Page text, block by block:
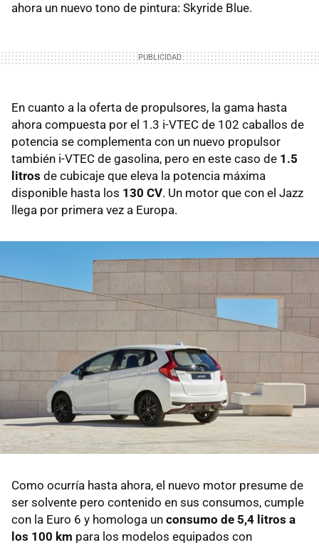
ahora un nuevo tono de pintura: Skyride Blue.
En cuanto a la oferta de propulsores, la gama hasta
ahora compuesta por el 1.3 i-VTEC de 102 caballos de
potencia se complementa con un nuevo propulsor
también i-VTEC de gasolina, pero en este caso de 1.5
litros de cubicaje que eleva la potencia máxima
disponible hasta los 130 CV. Un motor que con el Jazz
llega por primera vez a Europa.
Como ocurría hasta ahora, el nuevo motor presume de
ser solvente pero contenido en sus consumos, cumple
con la Euro 6 y homologa un consumo de 5,4 litros a
los 100 km para los modelos equipados con